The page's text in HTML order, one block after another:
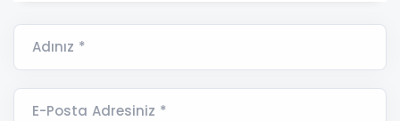
Adınız *
E-Posta Adresiniz *